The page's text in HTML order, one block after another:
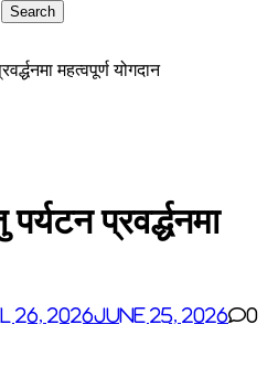
महत्वपूर्ण योगदान
प्रवर्द्धनमा
26, 2026June 25, 2026
0